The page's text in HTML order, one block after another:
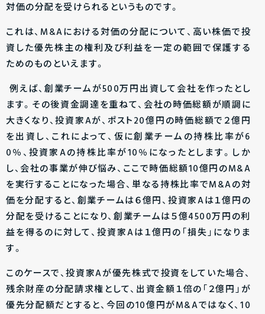
対価の分配を受けられるというものです。
これは、M&Aにおける対価の分配について、高い株価で投
資した優先株主の権利及び利益を一定の範囲で保護する
ためのものといえます。
例えば、創業チームが500万円出資して会社を作ったとし
ます。その後資金調達を重ねて、会社の時価総額が順調に
大きくなり、投資家Aが、ポスト20億円の時価総額で２億円
を出資し、これによって、仮に創業チームの持株比率が6
0％、投資家Aの持株比率が10％になったとします。しか
し、会社の事業が伸び悩み、ここで時価総額10億円のM&A
を実行することになった場合、単なる持株比率でM&Aの対
価を分配すると、創業チームは６億円、投資家Aは１億円の
分配を受けることになり、創業チームは５億4500万円の利
益を得るのに対して、投資家Aは１億円の「損失」になりま
す。
このケースで、投資家Aが優先株式で投資をしていた場合、
残余財産の分配請求権として、出資金額１倍の「２億円」が
優先分配額だとすると、今回の10億円がM&Aではなく、10